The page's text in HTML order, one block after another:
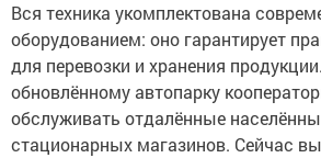
Вся техника укомплектована
оборудованием: оно гарантирует
для перевозки и хранения
обновлённому автопарку
обслуживать отдалённые
стационарных магазинов. Сейчас